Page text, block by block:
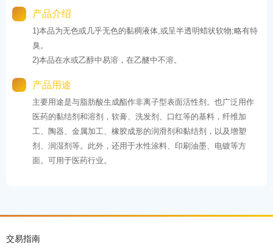
产品介绍
1)本品为无色或几乎无色的黏稠液体,或呈半透明蜡状软物;略有特
臭。
2)本品在水或乙醇中易溶，在乙醚中不溶。
产品用途
主要用途是与脂肪酸生成酯作非离子型表面活性剂。也广泛用作
医药的黏结剂和溶剂，软膏、洗发剂、口红等的基料，纤维加
工、陶器、金属加工、橡胶成形的润滑剂和黏结剂，以及增塑
剂、润湿剂等。此外，还用于水性涂料、印刷油墨、电镀等方
面。可用于医药行业。
交易指南